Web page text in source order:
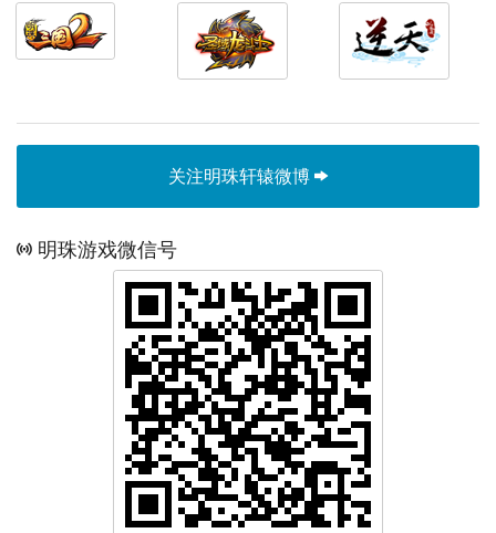
关注明珠轩辕微博
明珠游戏微信号